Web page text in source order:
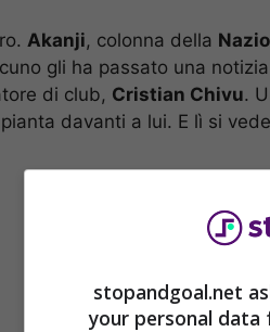
Akanji, colonna della
gli ha passato una
di club, Cristian Chivu.
davanti a lui. E lì si
stopandgoal.net
your personal